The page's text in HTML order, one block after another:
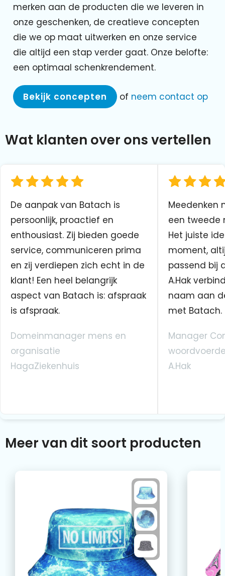
merken aan de producten die we leveren in
onze geschenken, de creatieve concepten
die we op maat uitwerken en onze service
die altijd een stap verder gaat. Onze belofte:
een optimaal schenkrendement.
Bekijk concepten of neem contact op
Wat klanten over ons vertellen
De aanpak van Batach is
persoonlijk, proactief en
enthousiast. Zij bieden goede
service, communiceren prima
en zij verdiepen zich echt in de
klant! Een heel belangrijk
aspect van Batach is: afspraak
is afspraak.
Domeinmanager mens en
organisatie
HagaZiekenhuis
Meedenken
een tweede
Het juiste
moment,
passend bij
A.Hak
naam aan
met Batach.
Manager
A.Hak
Meer van dit soort producten